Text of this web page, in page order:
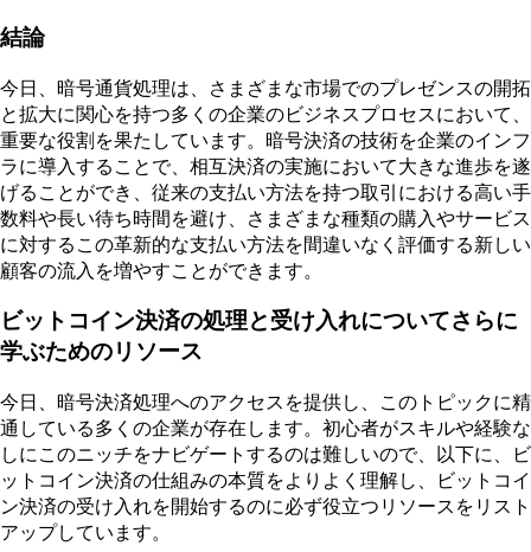
結論
今日、暗号通貨処理は、さまざまな市場でのプレゼンスの開拓
と拡大に関心を持つ多くの企業のビジネスプロセスにおいて、
重要な役割を果たしています。暗号決済の技術を企業のインフ
ラに導入することで、相互決済の実施において大きな進歩を遂
げることができ、従来の支払い方法を持つ取引における高い手
数料や長い待ち時間を避け、さまざまな種類の購入やサービス
に対するこの革新的な支払い方法を間違いなく評価する新しい
顧客の流入を増やすことができます。
ビットコイン決済の処理と受け入れについてさらに
学ぶためのリソース
今日、暗号決済処理へのアクセスを提供し、このトピックに精
通している多くの企業が存在します。初心者がスキルや経験な
しにこのニッチをナビゲートするのは難しいので、以下に、ビ
ットコイン決済の仕組みの本質をよりよく理解し、ビットコイ
ン決済の受け入れを開始するのに必ず役立つリソースをリスト
アップしています。